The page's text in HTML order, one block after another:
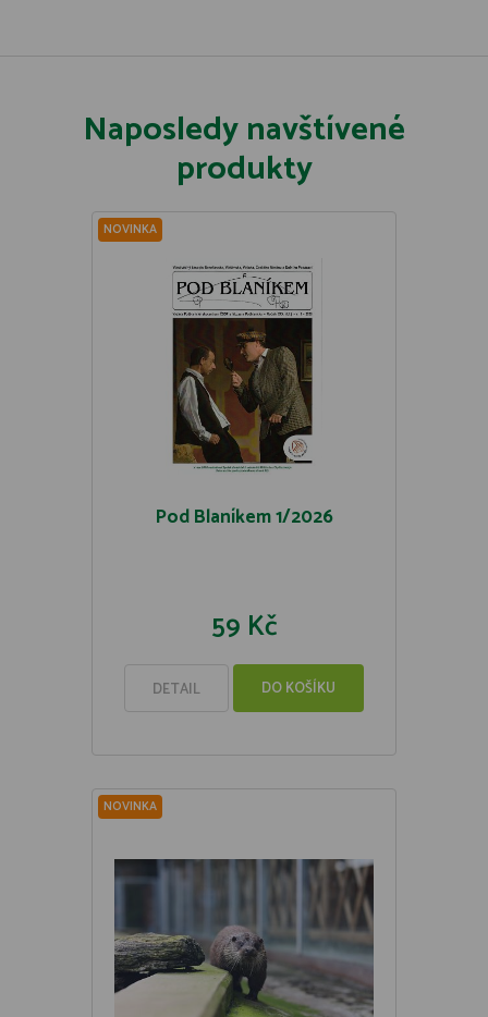
Naposledy navštívené
produkty
NOVINKA
Pod Blaníkem 1/2026
59 Kč
DETAIL DO KOŠÍKU
NOVINKA